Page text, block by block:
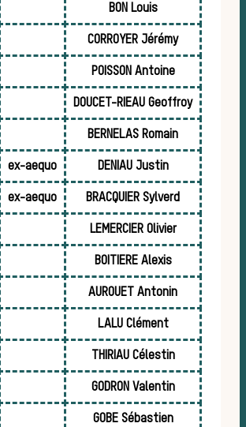
BON Louis
CORROYER Jérémy
POISSON Antoine
DOUCET-RIEAU Geoffroy
BERNELAS Romain
ex-aequo DENIAU Justin
ex-aequo BRACQUIER Sylverd
LEMERCIER Olivier
BOITIERE Alexis
AUROUET Antonin
LALU Clément
THIRIAU Célestin
GODRON Valentin
GOBE Sébastien